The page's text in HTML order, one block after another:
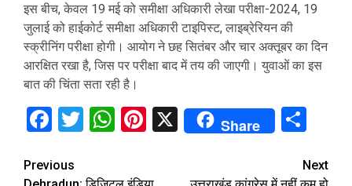
इस बीच, केवल 19 मई को समीक्षा अधिकारी लेखा परीक्षा-2024, 19
जुलाई को हाईकोर्ट समीक्षा अधिकारी टाइपिस्ट, लाइब्रेरियन की
स्क्रीनिंग परीक्षा होगी। आयोग ने छह सितंबर और चार अक्तूबर का दिन
आरक्षित रखा है, जिस पर परीक्षा बाद में तय की जाएगी। युवाओं का इस
बात की चिंता सता रही है।
Facebook
Twitter
WhatsApp
Pinterest
X Share
Continue
Previous
Next